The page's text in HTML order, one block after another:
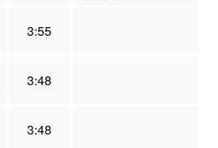
3:55
3:48
3:48